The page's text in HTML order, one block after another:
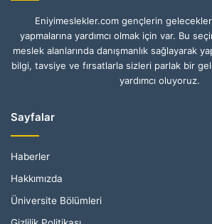
Eniyimeslekler.com gençlerin
yapmalarına yardımcı olmak için var. Bu
meslek alanlarında danışmanlık sağlayarak
bilgi, tavsiye ve fırsatlarla sizleri parlak bir
yardımcı oluyoruz.
Sayfalar
Haberler
Hakkımızda
Üniversite Bölümleri